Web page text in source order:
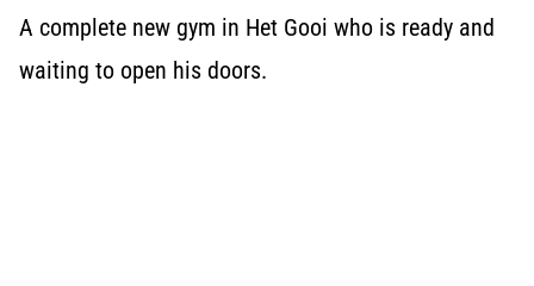
A complete new gym in Het Gooi who is ready and
waiting to open his doors.